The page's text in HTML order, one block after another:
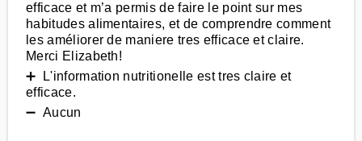
efficace et m’a permis de faire le point sur mes
habitudes alimentaires, et de comprendre comment
les améliorer de maniere tres efficace et claire.
Merci Elizabeth!
➕ L'information nutritionelle est tres claire et
efficace.
➖ Aucun